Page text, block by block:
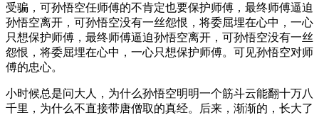
受骗，可孙悟空任师傅的不肯定也要保护师傅，最终师傅逼迫
孙悟空离开，可孙悟空没有一丝怨恨，将委屈埋在心中，一心
只想保护师傅，最终师傅逼迫孙悟空离开，可孙悟空没有一丝
怨恨，将委屈埋在心中，一心只想保护师傅。可见孙悟空对师
傅的忠心。
小时候总是问大人，为什么孙悟空明明一个筋斗云能翻十万八
千里，为什么不直接带唐僧取的真经。后来，渐渐的，长大了